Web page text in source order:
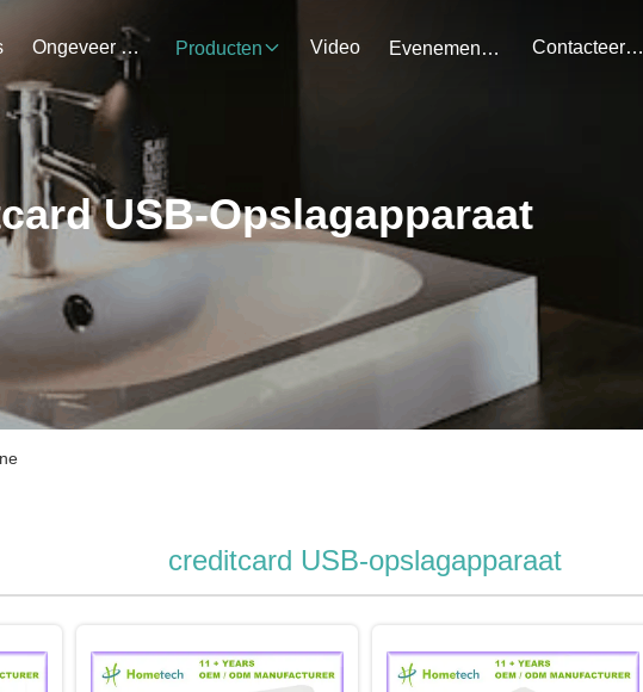
Ongeveer Ons Producten Video Evenementen Contacteer Ons
USB-Opslagapparaat
creditcard USB-opslagapparaat